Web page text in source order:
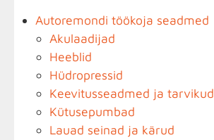
Autoremondi töökoja seadmed
Akulaadijad
Heeblid
Hüdropressid
Keevitusseadmed ja tarvikud
Kütusepumbad
Lauad seinad ja kärud